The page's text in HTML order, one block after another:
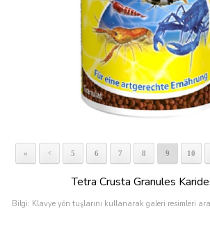
« < 5 6 7 8 9 10
Tetra Crusta Granules
Bilgi: Klavye yön tuşlarını kullanarak galeri resimleri